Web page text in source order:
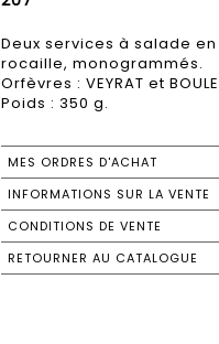
Deux services à salade
rocaille, monogrammés.
Orfèvres : VEYRAT et
Poids : 350 g.
MES ORDRES D'ACHAT
INFORMATIONS SUR LA VENTE
CONDITIONS DE VENTE
RETOURNER AU CATALOGUE